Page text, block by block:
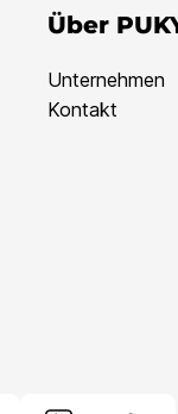
Über
Unternehmen
Kontakt